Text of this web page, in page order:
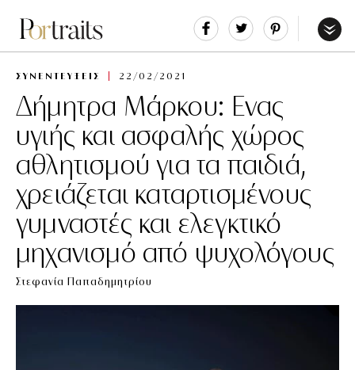
Share Tweet
ΣΥΝΕΝΤΕΥΞΕΙΣ 22/02/2021
Δήμητρα Μάρκου: Ενας
υγιής και ασφαλής χώρος
αθλητισμού για τα παιδιά,
χρειάζεται καταρτισμένους
γυμναστές και ελεγκτικό
μηχανισμό από ψυχολόγους
Στεφανία Παπαδημητρίου